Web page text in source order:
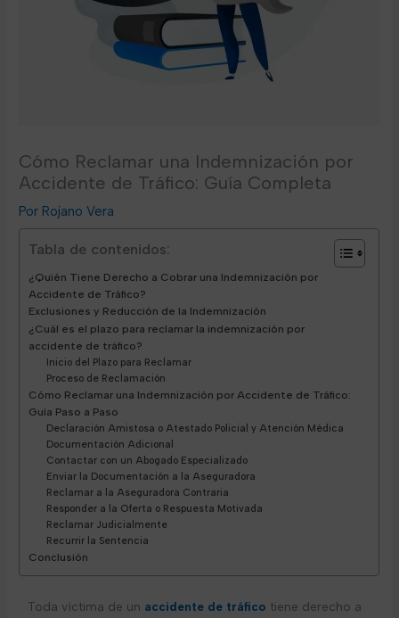
Cómo Reclamar una Indemnización por
Accidente de Tráfico: Guía Completa
Rojano Vera
Tabla de contenidos:
¿Quién Tiene Derecho a Cobrar una Indemnización por
Accidente de Tráfico?
Exclusiones y Reducción de la Indemnización
¿Cuál es el plazo para reclamar la indemnización por
accidente de tráfico?
Inicio del Plazo para Reclamar
Proceso de Reclamación
Cómo Reclamar una Indemnización por Accidente de Tráfico:
Guía Paso a Paso
Declaración Amistosa o Atestado Policial y Atención Médica
Documentación Adicional
Contactar con un Abogado Especializado
Enviar la Documentación a la Aseguradora
Reclamar a la Aseguradora Contraria
Responder a la Oferta o Respuesta Motivada
Reclamar Judicialmente
Recurrir la Sentencia
Conclusión
Toda víctima de un accidente de tráfico tiene derecho a